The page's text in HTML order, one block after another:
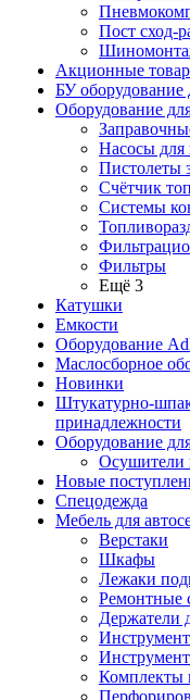
Пост сход-
Акционные
БУ оборудование
Оборудование
Насосы для
Пистолеты
Счётчик
Системы
Фильтры
Ещё 3
Катушки
Емкости
Оборудование
Маслосборное
Новинки
Штукатурно-
принадлежности
Оборудование
Осушители
Новые
Спецодежда
Мебель для
Верстаки
Шкафы
Лежаки
Ремонтные
Держатели
Комплекты